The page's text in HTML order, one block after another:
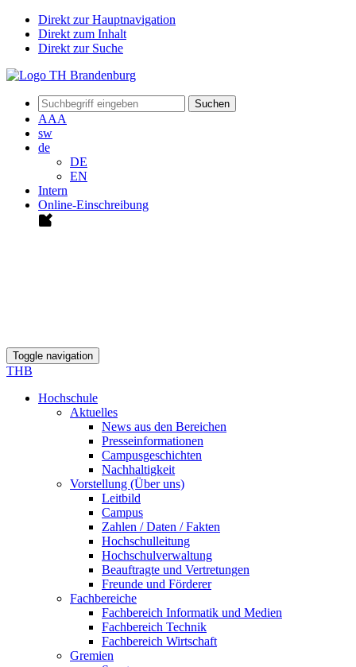
Direkt zur Hauptnavigation
Direkt zum Inhalt
Direkt zur Suche
Suchen
AAA
sw
de
DE
EN
Intern
Online-Einschreibung
Toggle navigation
THB
Hochschule
Aktuelles
News aus den Bereichen
Presseinformationen
Campusgeschichten
Nachhaltigkeit
Vorstellung (Über uns)
Leitbild
Campus
Zahlen / Daten / Fakten
Hochschulleitung
Hochschulverwaltung
Beauftragte und Vertretungen
Freunde und Förderer
Fachbereiche
Fachbereich Informatik und Medien
Fachbereich Technik
Fachbereich Wirtschaft
Gremien